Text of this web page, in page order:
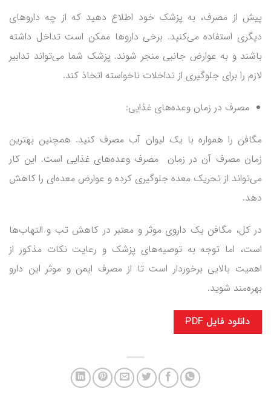
پیش از مصرف، به پزشک خود اطلاع دهید که از چه داروهای
دیگری استفاده می‌کنید. برخی داروها ممکن است تداخل داشته
باشند و به عوارض جانبی منجر شوند. پزشک شما می‌تواند تدابیر
لازم را برای جلوگیری از تداخلات ناخواسته اتخاذ کند.
مصرف در زمان وعده‌های غذایی:
مگافن را همواره با یک لیوان آب مصرف کنید. همچنین بهترین
زمان مصرف آن در زمان مصرف وعده‌های غذایی است. این کار
می‌تواند از تحریک معده جلوگیری کرده و عوارض معده‌ای را کاهش
دهد.
در کل، مگافن یک داروی موثر و معتبر در کاهش تب و التهاب‌ها
است، اما توجه به توصیه‌های پزشک و رعایت نکات مذکور از
اهمیت بالایی برخوردار است تا از مصرف ایمن و موثر این دارو
بهره‌مند شوید.
دانلود فایل PDF